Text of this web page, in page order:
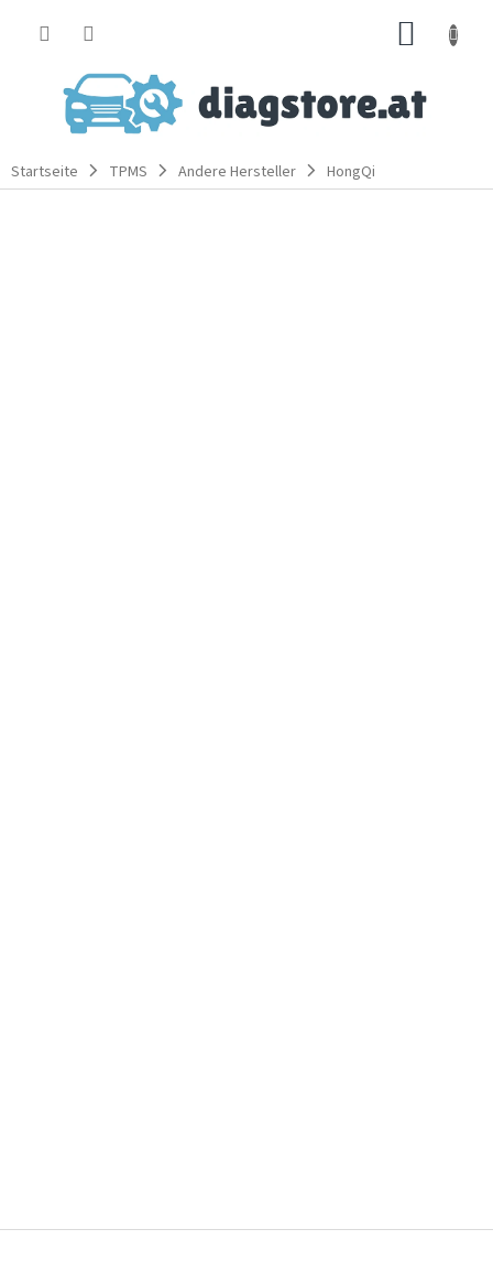
Startseite TPMS Andere Hersteller HongQi